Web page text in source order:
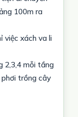
100m ra
việc xách va li
2,3,4 mỗi tầng
trồng cây